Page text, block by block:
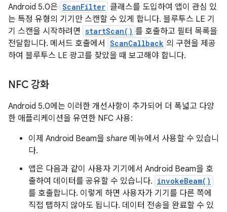
Android 5.0은 ScanFilter 클래스를 도입하여 앱이 관심 있
는 특정 유형의 기기만 스캔할 수 있게 합니다. 블루투스 LE 기
기 스캔을 시작하려면 startScan() 를 호출하고 필터 목록을
전달합니다. 메서드 호출에서
ScanCallback 의 구현을 제공
하여 블루투스 LE 광고를 찾았을 때 보고해야 합니다.
NFC 강화
Android 5.0에는 이러한 개선사항이 추가되어 더 폭넓고 다양
한 애플리케이션을 유연한 NFC 사용:
이제 Android Beam을 share 메뉴에서 사용할 수 있습니
다.
앱은 다음과 같이 사용자 기기에서 Android Beam을 호
출하여 데이터를 공유할 수 있습니다. invokeBeam()
를 호출합니다. 이렇게 하면 사용자가 기기를 다른 쪽에
직접 탭하지 않아도 됩니다. 데이터 전송을 완료할 수 있